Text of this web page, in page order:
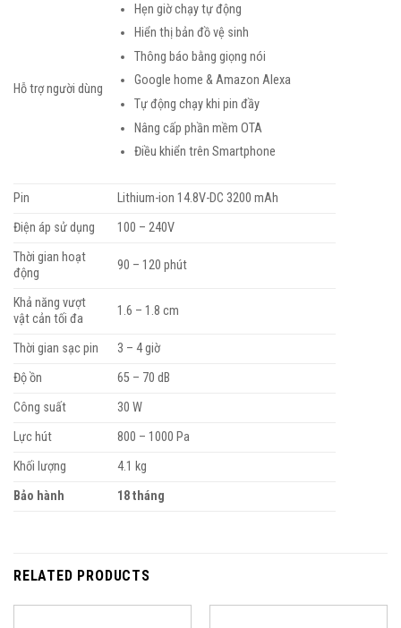
Hỗ trợ người dùng
Hẹn giờ chạy tự động
Hiển thị bản đồ vệ sinh
Thông báo bằng giọng nói
Google home & Amazon Alexa
Tự động chạy khi pin đầy
Nâng cấp phần mềm OTA
Điều khiển trên Smartphone
Pin
Lithium-ion 14.8V-DC 3200 mAh
Điện áp sử dụng
100 – 240V
Thời gian hoạt
động
90 – 120 phút
Khả năng vượt
vật cản tối đa
1.6 – 1.8 cm
Thời gian sạc pin
3 – 4 giờ
Độ ồn
65 – 70 dB
Công suất
30 W
Lực hút
800 – 1000 Pa
Khối lượng
4.1 kg
Bảo hành
18 tháng
RELATED PRODUCTS